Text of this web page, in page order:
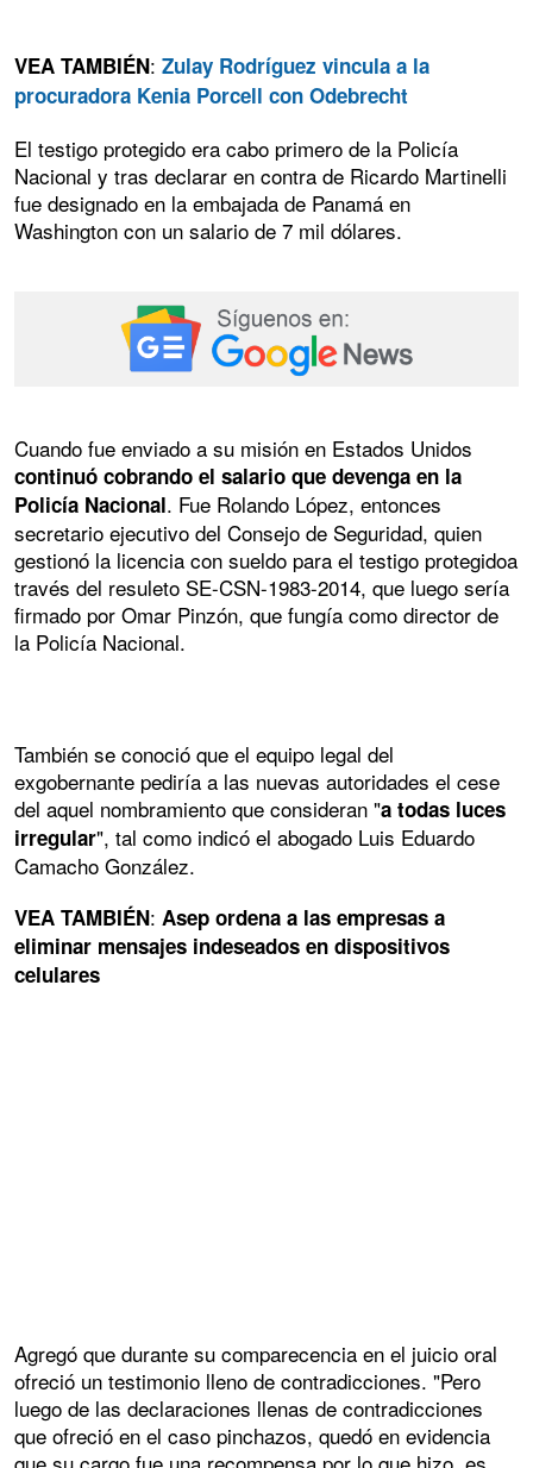
VEA TAMBIÉN: Zulay Rodríguez vincula a la
procuradora Kenia Porcell con Odebrecht
El testigo protegido era cabo primero de la Policía
Nacional y tras declarar en contra de Ricardo Martinelli
fue designado en la embajada de Panamá en
Washington con un salario de 7 mil dólares.
Cuando fue enviado a su misión en Estados Unidos
continuó cobrando el salario que devenga en la
Policía Nacional. Fue Rolando López, entonces
secretario ejecutivo del Consejo de Seguridad, quien
gestionó la licencia con sueldo para el testigo protegidoa
través del resuleto SE-CSN-1983-2014, que luego sería
firmado por Omar Pinzón, que fungía como director de
la Policía Nacional.
También se conoció que el equipo legal del
exgobernante pediría a las nuevas autoridades el cese
del aquel nombramiento que consideran "a todas luces
irregular", tal como indicó el abogado Luis Eduardo
Camacho González.
VEA TAMBIÉN: Asep ordena a las empresas a
eliminar mensajes indeseados en dispositivos
celulares
Agregó que durante su comparecencia en el juicio oral
ofreció un testimonio lleno de contradicciones. "Pero
luego de las declaraciones llenas de contradicciones
que ofreció en el caso pinchazos, quedó en evidencia